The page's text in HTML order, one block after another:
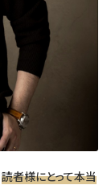
読者様にとって本当